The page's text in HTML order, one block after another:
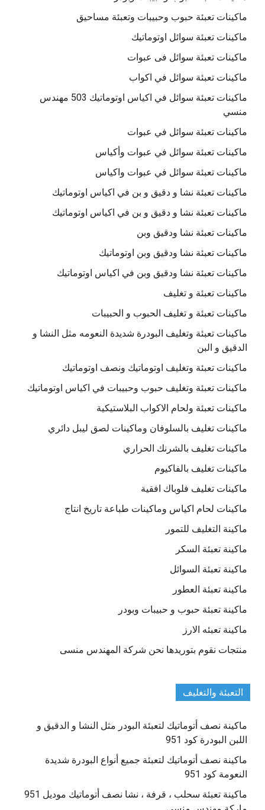
ماكينات تعبئة حبوب وحبيبات وتعبئة مساحيق
ماكينات تعبئة سوائل اوتوماتيك
ماكينات تعبئة سوائل فى عبوات
ماكينات تعبئة سوائل في اكواب
ماكينات تعبئة سوائل في اكياس اوتوماتيك 503 مهندس
منسي
ماكينات تعبئة سوائل في عبوات
ماكينات تعبئة سوائل في عبوات وأكياس
ماكينات تعبئة سوائل في عبوات واكياس
ماكينات تعبئة نشا و دقيق و بن في اكياس اوتوماتيك
ماكينات تعبئة نشا و دقيق و بن في اكياس اوتوماتيك
ماكينات تعبئة نشا ودقيق وبن
ماكينات تعبئة نشا ودقيق وبن اوتوماتيك
ماكينات تعبئة نشا ودقيق وبن في اكياس اوتوماتيك
ماكينات تعبئة و تغليف
ماكينات تعبئة و تغليف الحبوب و الحبيبات
ماكينات تعبئة وتغليف البودرة شديدة النعومه مثل النشا و
الدقيق و البن
ماكينات تعبئة وتغليف اوتوماتيك ونصف اوتوماتيك
ماكينات تعبئة وتغليف حبوب وحبيبات في اكياس اوتوماتيك
ماكينات تعبئة ولحام الاكواب البلاستيكية
ماكينات تغليف بالسلوفان وماكينات لصق ليبل دائري
ماكينات تغليف بالشرنك الحراري
ماكينات تغليف بالفاكيوم
ماكينات تغليف فلوباك افقية
ماكينات لحام اكياس وماكينات طباعة تاريخ انتاج
ماكينة التغليف للتمور
ماكينة تعبئة السكر
ماكينة تعبئة السوائل
ماكينة تعبئة العطور
ماكينة تعبئة حبوب و حبيبات وبودر
ماكينة تعبئه الارز
منتجات نقوم بتوريدها نحن شركة المهندس منسى
التعبئة والتغليف
ماكينة نصف أتوماتيك لتعبئة البودر مثل النشا و الدقيق و
اللبن البودرة كود 951
ماكينة نصف أتوماتيك لتعبئة جميع أنواع البودرة شديدة
النعومة كود 951
ماكينة تعبئة سحلب ، قرفة ، نشا نصف أتوماتيك موديل 951